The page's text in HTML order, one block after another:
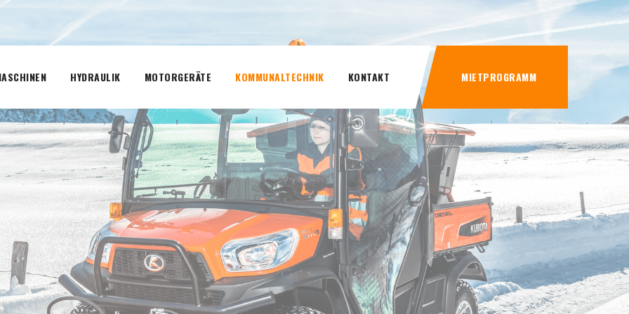
HYDRAULIK MOTORGERÄTE KOMMUNALTECHNIK KONTAKT MIETPROGRAMM